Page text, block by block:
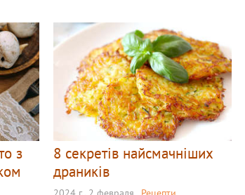
з
8 секретів найсмачніших
драників